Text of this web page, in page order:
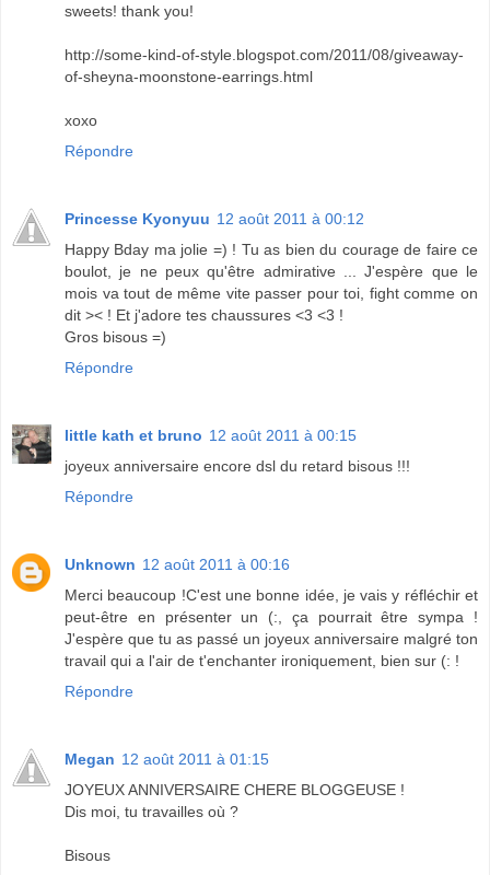
sweets! thank you!
http://some-kind-of-style.blogspot.com/2011/08/giveaway-
of-sheyna-moonstone-earrings.html
xoxo
Répondre
Princesse Kyonyuu 12 août 2011 à 00:12
Happy Bday ma jolie =) ! Tu as bien du courage de faire ce
boulot, je ne peux qu'être admirative ... J'espère que le
mois va tout de même vite passer pour toi, fight comme on
dit >< ! Et j'adore tes chaussures <3 <3 !
Gros bisous =)
Répondre
little kath et bruno 12 août 2011 à 00:15
joyeux anniversaire encore dsl du retard bisous !!!
Répondre
Unknown 12 août 2011 à 00:16
Merci beaucoup !C'est une bonne idée, je vais y réfléchir et
peut-être en présenter un (:, ça pourrait être sympa !
J'espère que tu as passé un joyeux anniversaire malgré ton
travail qui a l'air de t'enchanter ironiquement, bien sur (: !
Répondre
Megan 12 août 2011 à 01:15
JOYEUX ANNIVERSAIRE CHERE BLOGGEUSE !
Dis moi, tu travailles où ?
Bisous